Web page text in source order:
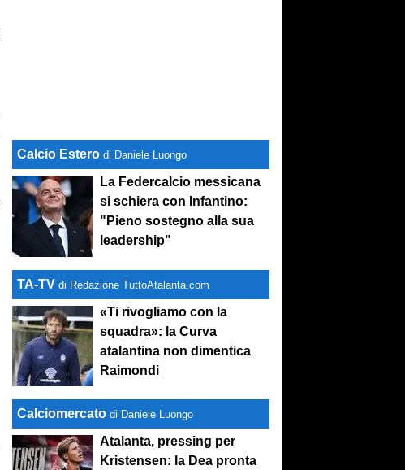
Calcio Estero di Daniele Luongo
La Federcalcio messicana
si schiera con Infantino:
"Pieno sostegno alla sua
leadership"
TA-TVdi Redazione TuttoAtalanta.com
«Ti rivogliamo con la
squadra»: la Curva
atalantina non dimentica
Raimondi
Calciomercato di Daniele Luongo
Atalanta, pressing per
Kristensen: la Dea pronta